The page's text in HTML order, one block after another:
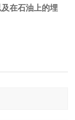
在石油上的埋